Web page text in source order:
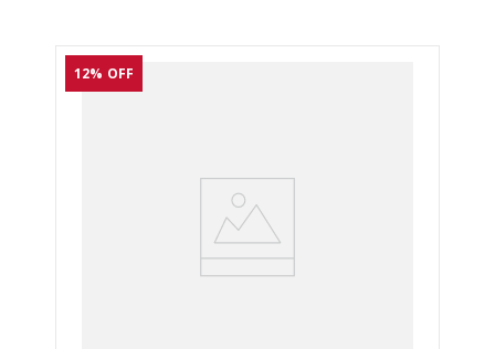
12% OFF